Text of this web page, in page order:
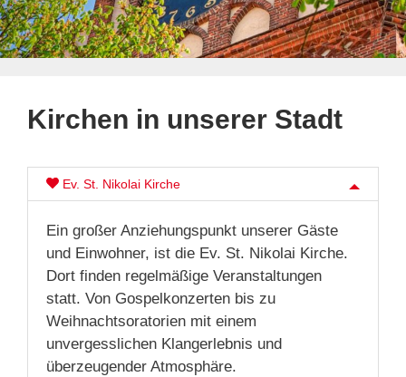
Kirchen in unserer Stadt
Ev. St. Nikolai Kirche
Ein großer Anziehungspunkt unserer Gäste
und Einwohner, ist die Ev. St. Nikolai Kirche.
Dort finden regelmäßige Veranstaltungen
statt. Von Gospelkonzerten bis zu
Weihnachtsoratorien mit einem
unvergesslichen Klangerlebnis und
überzeugender Atmosphäre.